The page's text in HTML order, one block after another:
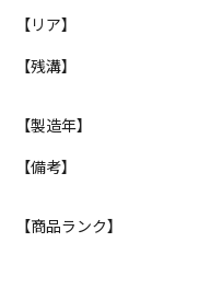
【リア】
【残溝】
【製造年】
【備考】
【商品ランク】